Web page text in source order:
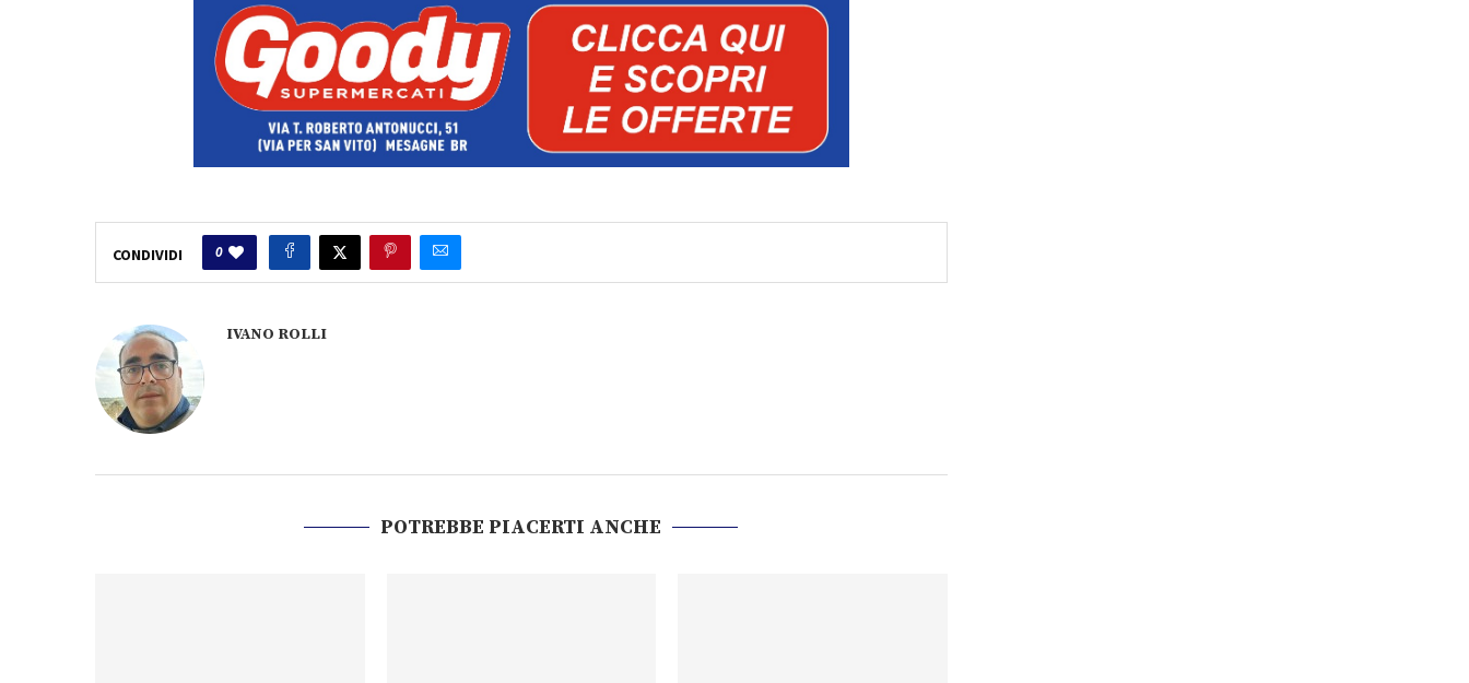
CONDIVIDI 0
IVANO ROLLI
POTREBBE PIACERTI ANCHE